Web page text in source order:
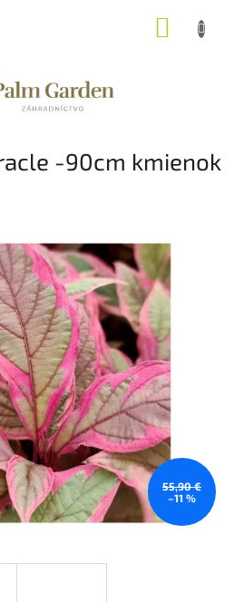
-90cm kmienok
55,90 €
–11 %